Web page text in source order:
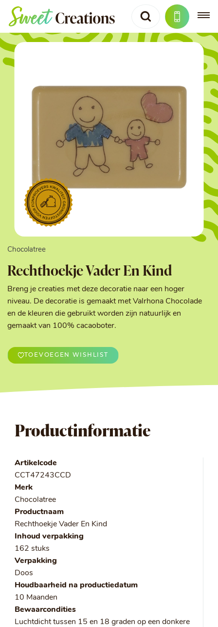
Chocolatree
Rechthoekje Vader En Kind
Breng je creaties met deze decoratie naar een hoger
niveau. De decoratie is gemaakt met Valrhona Chocolade
en de kleuren die gebruikt worden zijn natuurlijk en
gemaakt van 100% cacaoboter.
TOEVOEGEN WISHLIST
Productinformatie
Artikelcode
CCT47243CCD
Merk
Chocolatree
Productnaam
Rechthoekje Vader En Kind
Inhoud verpakking
162 stuks
Verpakking
Doos
Houdbaarheid na productiedatum
10 Maanden
Bewaarcondities
Luchtdicht tussen 15 en 18 graden op een donkere